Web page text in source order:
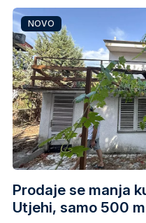
Prodaje se manja
Utjehi, samo 500
NOVO